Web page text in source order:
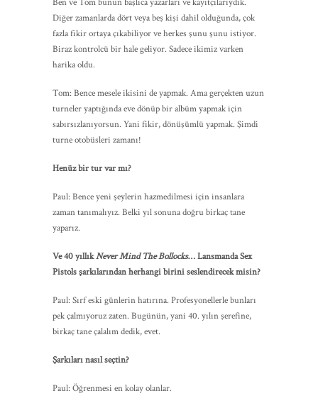
Diğer zamanlarda dört veya beş kişi dahil olduğunda, çok
fazla fikir ortaya çıkabiliyor ve herkes şunu şunu istiyor.
Biraz kontrolcü bir hale geliyor. Sadece ikimiz varken
harika oldu.
Tom: Bence mesele ikisini de yapmak. Ama gerçekten uzun
turneler yaptığında eve dönüp bir albüm yapmak için
sabırsızlanıyorsun. Yani fikir, dönüşümlü yapmak. Şimdi
turne otobüsleri zamanı!
Henüz bir tur var mı?
Paul: Bence yeni şeylerin hazmedilmesi için insanlara
zaman tanımalıyız. Belki yıl sonuna doğru birkaç tane
yaparız.
Ve 40 yıllıkNever Mind The Bollocks… Lansmanda Sex
Pistols şarkılarından herhangi birini seslendirecek misin?
Paul: Sırf eski günlerin hatırına. Profesyonellerle bunları
pek çalmıyoruz zaten. Bugünün, yani 40. yılın şerefine,
birkaç tane çalalım dedik, evet.
Şarkıları nasıl seçtin?
Paul: Öğrenmesi en kolay olanlar.